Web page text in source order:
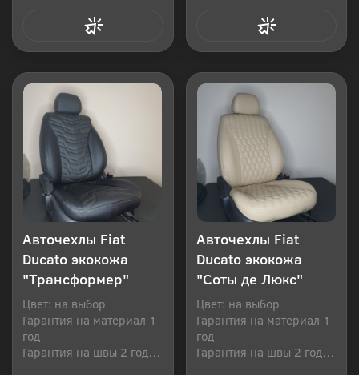
Авточехлы Fiat
Ducato экокожа
"Трансформер"
Цвет: на выбор
Гарантия на материал 1
год
Гарантия на швы 2 года
Авточехлы Fiat
Ducato экокожа
"Соты де Люкс"
Цвет: на выбор
Гарантия на материал 1
год
Гарантия на швы 2 года